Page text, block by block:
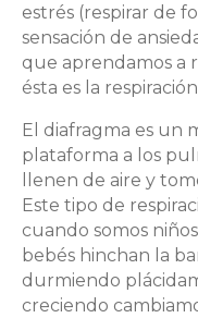
estrés (respirar de
sensación de
que aprendamos a
ésta es la
El diafragma es un
plataforma a los
llenen de aire y
Este tipo de
cuando somos
bebés hinchan la
durmiendo
creciendo